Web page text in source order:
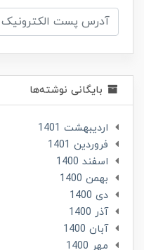
بایگانی نوشته‌ها
ارديبهشت 1401
فروردین 1401
اسفند 1400
بهمن 1400
دی 1400
آذر 1400
آبان 1400
مهر 1400